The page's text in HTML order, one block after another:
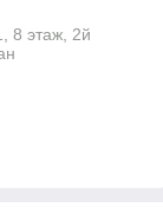
8 этаж, 2й